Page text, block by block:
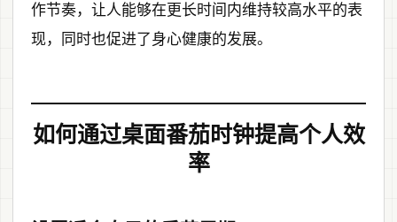
作节奏，让人能够在更长时间内维持较高水平的表
现，同时也促进了身心健康的发展。
如何通过桌面番茄时钟提高个人效
率